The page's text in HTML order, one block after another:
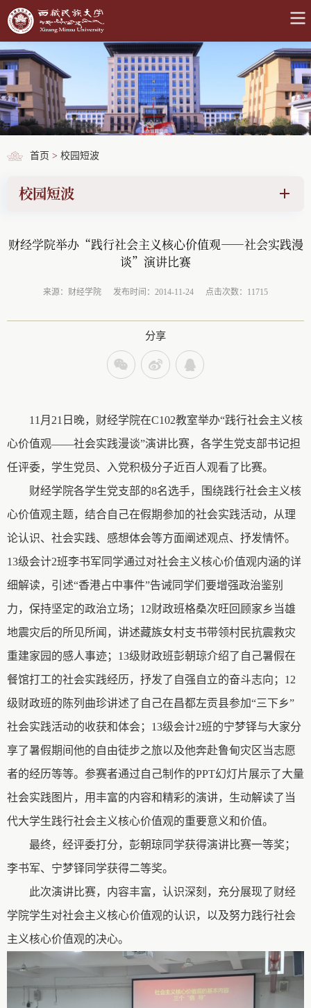
首页 > 校园短波
校园短波
财经学院举办“践行社会主义核心价值观——社会实践漫
谈”演讲比赛
来源：财经学院 发布时间：2014-11-24 点击次数：11715
分享
11月21日晚，财经学院在C102教室举办“践行社会主义核
心价值观——社会实践漫谈”演讲比赛，各学生党支部书记担
任评委，学生党员、
入党积极分子近百人观看了比赛。
财经学院各学生党支部的8名选手，围绕践行社会主义核
心价值观主题，结合自己在假期参加的社会实践活动，从理
论认识、社会实践、感想体会等方面阐述观点、抒发情怀。
13级会计2班李书军同学通过对社会主义核心价值观内涵的详
细解读， 引述“香港占中事件”告诫同学们要增强政治鉴别
力，保持坚定的政治立场；12财政班格桑次旺回顾家乡当雄
地震灾后的所见所闻，讲述藏族女村支书带领村民抗震救灾
重建家园的感人事迹；13级财政班彭朝琼介绍了自己暑假在
餐馆打工的社会实践经历， 抒发了自强自立的奋斗志向；12
级财政班的陈列曲珍讲述了自己在昌都左贡县参加“三下乡”
社会实践活动的收获和体会；13级会计2班的宁梦铎与大家分
享了暑假期间他的自由徒步之旅以及他奔赴鲁甸灾区当志愿
者的经历等等。参赛者通过自己制作的PPT幻灯片展示了大量
社会实践图片，用丰富的内容和精彩的演讲， 生动解读了当
代大学生践行社会主义核心价值观的重要意义和价值。
最终， 经评委打分，彭朝琼同学获得演讲比赛一等奖；
李书军、宁梦铎同学获得二等奖。
此次演讲比赛，内容丰富，认识深刻，充分展现了财经
学院学生对社会主义核心价值观的认识，以及努力践行社会
主义核心价值观的决心。